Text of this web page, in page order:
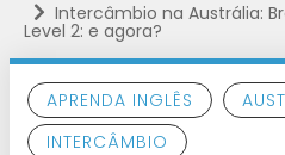
Intercâmbio na Austrália:
Level 2: e agora?
APRENDA INGLÊS
INTERCÂMBIO